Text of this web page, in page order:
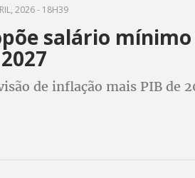
2026 - 18H39
salário mínimo
de inflação mais PIB de